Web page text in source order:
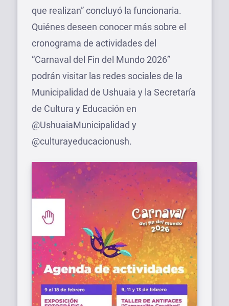
que realizan” concluyó la funcionaria.
Quiénes deseen conocer más sobre el
cronograma de actividades del
“Carnaval del Fin del Mundo 2026”
podrán visitar las redes sociales de la
Municipalidad de Ushuaia y la Secretaría
de Cultura y Educación en
@UshuaiaMunicipalidad y
@culturayeducacionush.